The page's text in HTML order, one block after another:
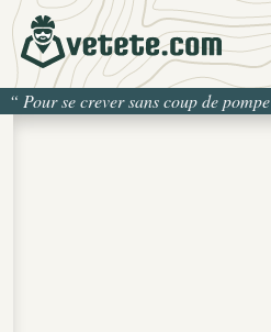
“ Pour se crever sans coup de pompe